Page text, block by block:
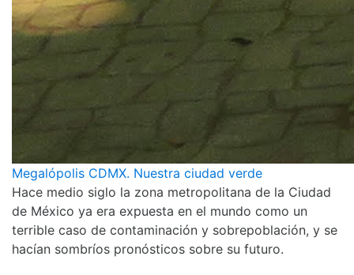
Megalópolis CDMX. Nuestra ciudad verde
Hace medio siglo la zona metropolitana de la Ciudad
de México ya era expuesta en el mundo como un
terrible caso de contaminación y sobrepoblación, y se
hacían sombríos pronósticos sobre su futuro.